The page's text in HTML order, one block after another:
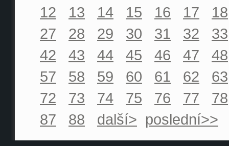
12
13 14 15 16 17
18
27
28 29 30 31 32
33
42
43 44 45 46 47
48
57
58 59 60 61 62
63
72
73 74 75 76 77
78
87
88 další> poslední>>